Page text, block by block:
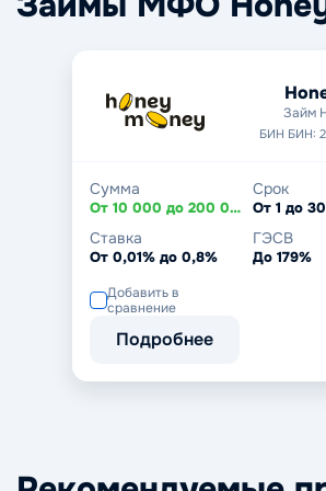
Займ
БИН БИН:
Сумма
От 10 000 до 200 000
Срок
От 1 до
Ставка
От 0,01% до 0,8%
ГЭСВ
До 179%
Добавить в
сравнение
Подробнее